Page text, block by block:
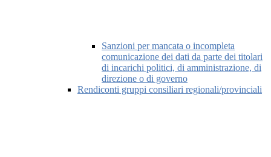
Sanzioni per mancata o incompleta
comunicazione dei dati da parte dei titolari
di incarichi politici, di amministrazione, di
direzione o di governo
Rendiconti gruppi consiliari regionali/provinciali